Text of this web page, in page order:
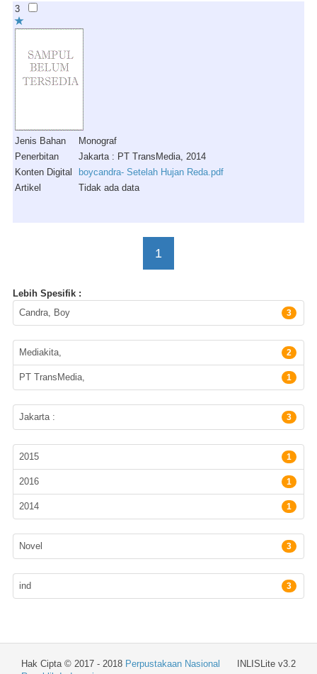
3
Jenis Bahan
Monograf
Penerbitan
Jakarta : PT TransMedia, 2014
Konten Digital
boycandra- Setelah Hujan Reda.pdf
Artikel
Tidak ada data
1
Lebih Spesifik :
Pengarang
Candra, Boy 3
Penerbit
Mediakita, 2
PT TransMedia, 1
Lokasi Terbitan
Jakarta : 3
Tahun Terbit
2015 1
2016 1
2014 1
Subyek
Novel 3
Bahasa
ind 3
INLISLite v3.2
Hak Cipta © 2017 - 2018 Perpustakaan Nasional